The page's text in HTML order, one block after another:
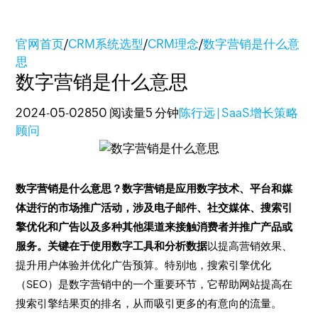
官网首页/CRM系统选型/CRM理念/数字营销是什么意
思
数字营销是什么意思
2024-05-02850 阅读量5 分钟陈行远 | SaaS增长策略
顾问
数字营销是什么意思？数字营销是应用数字技术、平台和媒
体进行的市场推广活动，涉及电子邮件、社交媒体、搜索引
擎优化和广告以及多种其他渠道来接触消费者并推广产品或
服务。关键在于使用数字工具和分析数据以提高营销效果、
提升用户体验并优化广告预算。特别地，搜索引擎优化
（SEO）是数字营销中的一个重要环节，它帮助网站提高在
搜索引擎结果页的排名，从而吸引更多的有意向的流量。